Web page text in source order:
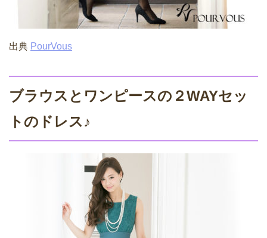
出典 PourVous
ブラウスとワンピースの２WAYセッ
トのドレス♪